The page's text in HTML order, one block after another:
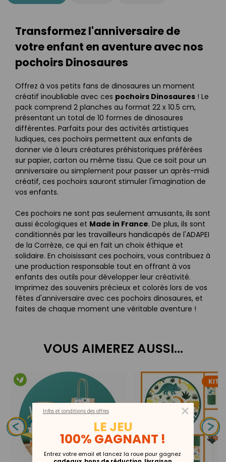
Transformez l'anniversaire de
votre enfant en aventure avec nos
pochoirs Dinosaures
Offrez à vos petits fans de dinosaures un moment
créatif inoubliable avec ces pochoirs Dinosaures ! Le
pack comprend 2 planches au format 22 x 10.5 cm,
présentant un total de 10 formes de dinosaures
différentes. Parfaits pour des activités artistiques
ludiques, ces pochoirs permettent aux enfants de
donner vie à leurs créatures préhistoriques préférées
sur papier, carton ou même tissu. Que ce soit pour un
anniversaire ou simplement pour passer un après-midi
créatif, ces pochoirs sauront stimuler l'imagination de
vos enfants.
Ces pochoirs ne sont pas seulement amusants, ils sont
aussi écologiques et Made in France. De plus, ils sont
conditionnés par les travailleurs handicapés de l'ADAPEI
de la Corrèze, ce qui en fait un choix éthique et
solidaire. En choisissant ces pochoirs, vous contribuez à
une production responsable tout en offrant à vos
enfants des outils pour développer leur créativité.
Imprimez des souvenirs précieux et colorés lors de vos
fêtes d'anniversaire avec ces pochoirs dinosaures, et
faites de chaque moment une véritable aventure !
VOUS AIMEREZ AUSSI...
KIT
Entrez votre email et lancez la roue pour gagnez
Infos et conditions des offres
100% GAGNANT !
LE JEU